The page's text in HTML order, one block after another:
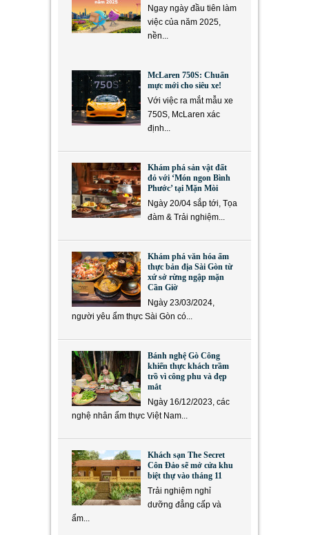
Ngay ngày đầu tiên làm
việc của năm 2025,
nền...
McLaren 750S: Chuẩn
mực mới cho siêu xe!
Với việc ra mắt mẫu xe
750S, McLaren xác
định...
Khám phá sản vật đất
đỏ với ‘Món ngon Bình
Phước’ tại Mặn Mòi
Ngày 20/04 sắp tới, Tọa
đàm & Trải nghiệm...
Khám phá văn hóa ẩm
thực bản địa Sài Gòn từ
xứ sở rừng ngập mặn
Cần Giờ
Ngày 23/03/2024,
người yêu ẩm thực Sài Gòn có...
Bánh nghệ Gò Công
khiến thực khách trầm
trồ vì công phu và đẹp
mắt
Ngày 16/12/2023, các
nghệ nhân ẩm thực Việt Nam...
Khách sạn The Secret
Côn Đảo sẽ mở cửa khu
biệt thự vào tháng 11
Trải nghiệm nghỉ
dưỡng đẳng cấp và
ẩm...